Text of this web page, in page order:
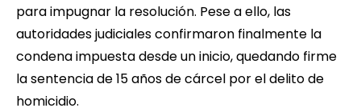
para impugnar la resolución. Pese a ello, las
autoridades judiciales confirmaron finalmente la
condena impuesta desde un inicio, quedando firme
la sentencia de 15 años de cárcel por el delito de
homicidio.